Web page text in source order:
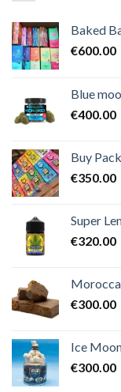
Baked
€600.00
Blue
€400.00
Buy
€350.00
Super
€320.00
€300.00
Ice
€300.00